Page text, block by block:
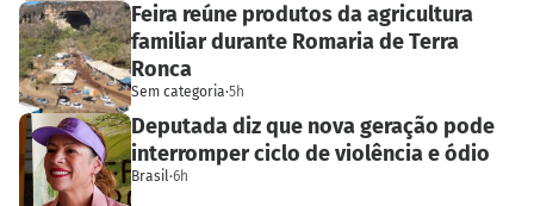
Feira reúne produtos da agricultura
familiar durante Romaria de Terra
Ronca
Sem categoria·5h
Deputada diz que nova geração pode
interromper ciclo de violência e ódio
Brasil·6h